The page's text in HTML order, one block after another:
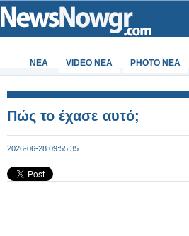
ΝΕΑ VIDEO NEA PHOTO NEA
Πώς το έχασε αυτό;
2026-06-28 09:55:35